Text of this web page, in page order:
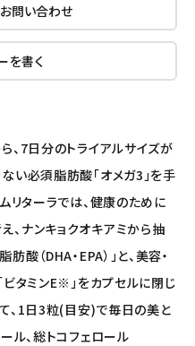
問い合わせ
を書く
、7日分のトライアルサイズが
い必須脂肪酸「オメガ3」を手
リターラでは、健康のために
、ナンキョクオキアミから抽
酸（DHA・EPA）」と、美容・
ビタミンE※」をカプセルに閉じ
、1日3粒(目安)で毎日の美と
ル、総トコフェロール